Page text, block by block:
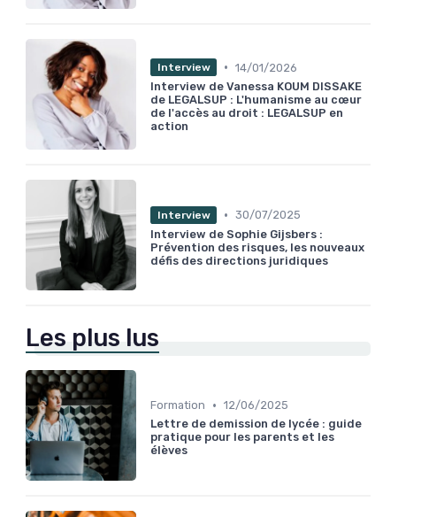
Interview • 14/01/2026
Interview de Vanessa KOUM DISSAKE
de LEGALSUP : L'humanisme au cœur
de l'accès au droit : LEGALSUP en
action
Interview • 30/07/2025
Interview de Sophie Gijsbers :
Prévention des risques, les nouveaux
défis des directions juridiques
Les plus lus
Formation • 12/06/2025
Lettre de demission de lycée : guide
pratique pour les parents et les
élèves